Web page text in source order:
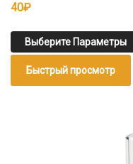
40₽
Выберите Параметры
Быстрый просмотр